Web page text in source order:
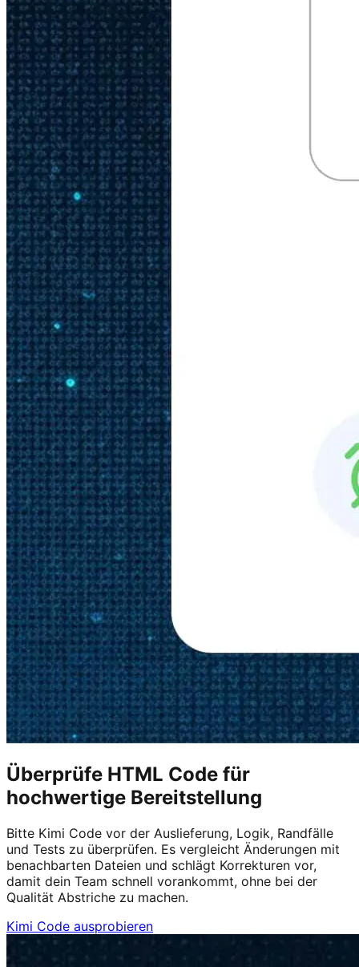
Überprüfe HTML Code für
hochwertige Bereitstellung
Bitte Kimi Code vor der Auslieferung, Logik, Randfälle
und Tests zu überprüfen. Es vergleicht Änderungen mit
benachbarten Dateien und schlägt Korrekturen vor,
damit dein Team schnell vorankommt, ohne bei der
Qualität Abstriche zu machen.
Kimi Code ausprobieren